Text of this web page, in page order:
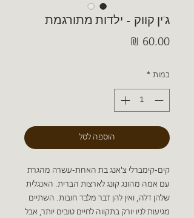
ג'ין קווק - ילדות מתורגמת
כמות *
הוספה לסל
קים-קימברלי צ'אנג בת האחת-עשרה מהגרת
עם אמה מהונג קונג לארצות הברית. האנגלית
שלהן דלה, ואין להן דבר מלבד חובות. השתיים
מגיעות לניו יורק בתקווה לחיים טובים יותר, אבל